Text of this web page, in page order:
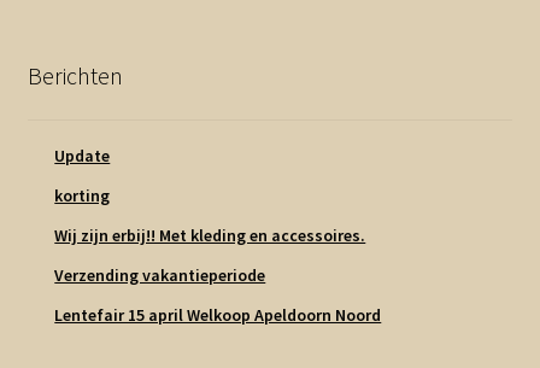
Berichten
Update
korting
Wij zijn erbij!! Met kleding en accessoires.
Verzending vakantieperiode
Lentefair 15 april Welkoop Apeldoorn Noord